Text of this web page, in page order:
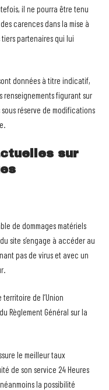
il ne pourra être tenu
carences dans la mise à
partenaires qui lui
données à titre indicatif,
renseignements figurant sur
réserve de modifications
sur
de dommages matériels
site s’engage à accéder au
pas de virus et avec un
de l’Union
Règlement Général sur la
le meilleur taux
de son service 24 Heures
la possibilité